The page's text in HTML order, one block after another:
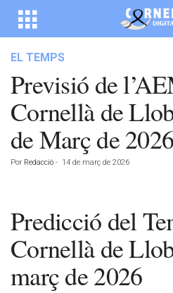
EL TEMPS
Previsió de
Cornellà de
de Març de 2026
Por Redacció - 14 de març de 2026
Predicció del
Cornellà de
març de 2026